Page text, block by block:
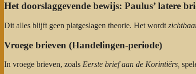
Het doorslaggevende bewijs: Paulus’ latere
Dit alles blijft geen platgeslagen theorie. Het wordt
Vroege brieven (Handelingen-periode)
In vroege brieven, zoals Eerste brief aan de Korintiërs,